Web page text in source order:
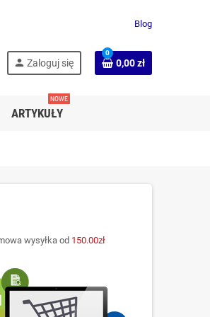
Blog
person Zaloguj się
0
0,00 zł
ARTYKUŁY
NOWE
wysyłka od 150.00zł